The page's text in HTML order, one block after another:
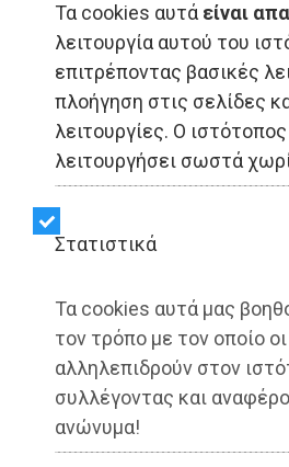
Τα cookies αυτά είναι
λειτουργία αυτού του
επιτρέποντας βασικές
πλοήγηση στις σελίδες
λειτουργίες. Ο
λειτουργήσει σωστά
Στατιστικά
Τα cookies αυτά μας
τον τρόπο με τον οποίο
αλληλεπιδρούν στον
συλλέγοντας και
ανώνυμα!
ΑΥΤΟΔΙΟΙΚΗΣΗ - Ραφήνα
Η «Σύγχρονη
Συνεργασία
Πολιτών» για
Αραπκιλή:
με συνέπεια
Share: